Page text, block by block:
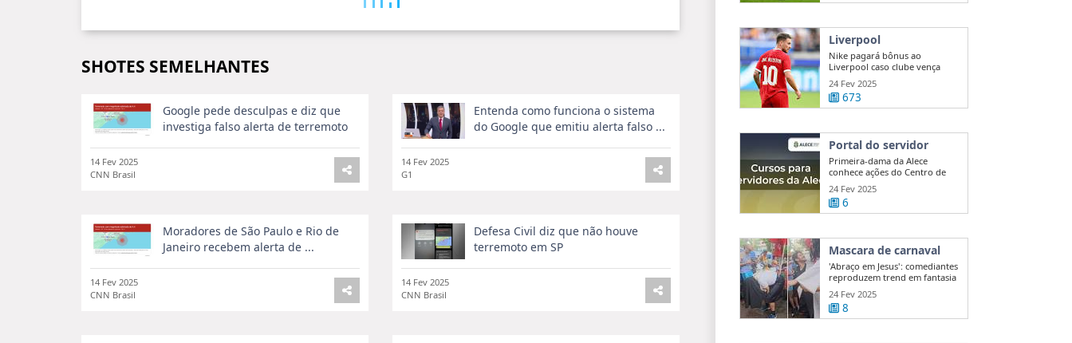
SHOTES SEMELHANTES
Google pede desculpas e diz que
investiga falso alerta de terremoto
14 Fev 2025
CNN Brasil
Entenda como funciona o sistema
do Google que emitiu alerta falso ...
14 Fev 2025
G1
Moradores de São Paulo e Rio de
Janeiro recebem alerta de ...
14 Fev 2025
CNN Brasil
Defesa Civil diz que não houve
terremoto em SP
14 Fev 2025
CNN Brasil
Liverpool
Nike pagará bônus ao
Liverpool caso clube vença
Premier League
24 Fev 2025
673
Portal do servidor
Primeira-dama da Alece
conhece ações do Centro de
Mediação e ...
24 Fev 2025
6
Mascara de carnaval
'Abraço em Jesus': comediantes
reproduzem trend em fantasia
de ...
24 Fev 2025
8